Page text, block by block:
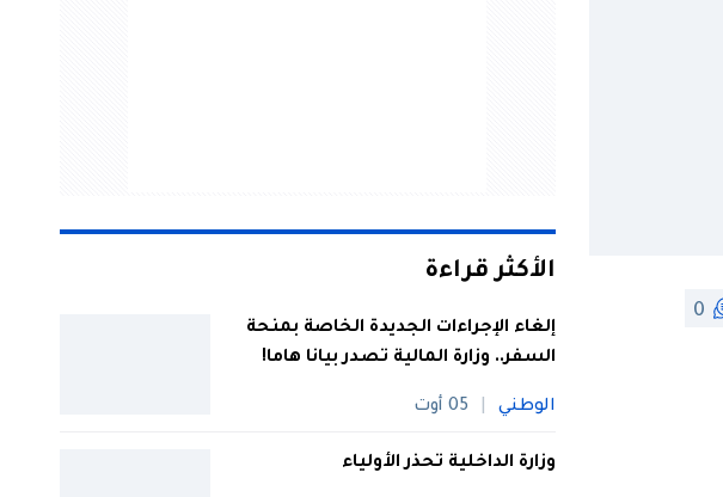
0
الأكثر قراءة
إلغاء الإجراءات الجديدة الخاصة بمنحة
السفر.. وزارة المالية تصدر بيانا هاما!
الوطني 05 أوت
وزارة الداخلية تحذر الأولياء